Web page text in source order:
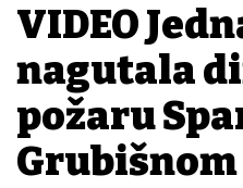
VIDEO
nagutala
požaru